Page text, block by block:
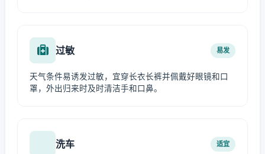
过敏 易发
天气条件易诱发过敏，宜穿长衣长裤并佩戴好眼镜和口
罩，外出归来时及时清洁手和口鼻。
洗车 适宜